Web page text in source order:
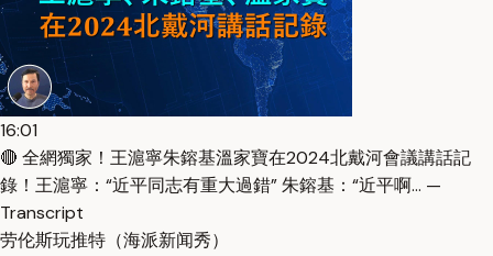
16:01
🔴 全網獨家！王滬寧朱鎔基溫家寶在2024北戴河會議講話記
錄！王滬寧：“近平同志有重大過錯” 朱鎔基：“近平啊… —
Transcript
劳伦斯玩推特（海派新闻秀）